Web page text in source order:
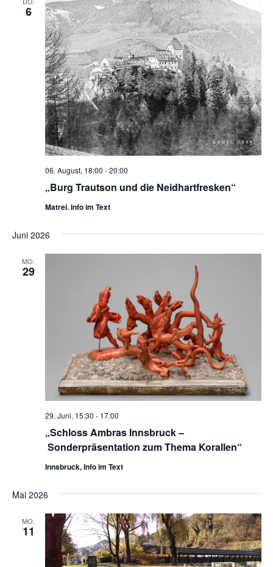
6
„Burg Trautson und die Neidhartfresken“
06. August, 18:00 -20:00
Matrei. Info im Text
Juni 2026
MO.
29
„Schloss Ambras Innsbruck –
Sonderpräsentation zum Thema Korallen“
29. Juni, 15:30 - 17:00
Innsbruck, Info im Text
Mai 2026
MO.
11